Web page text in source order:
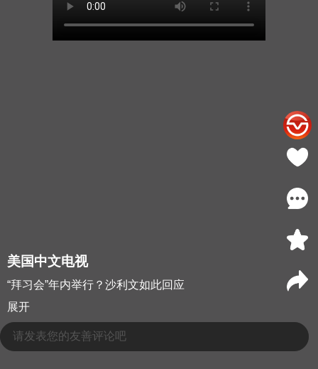
美国中文电视
“拜习会”年内举行？沙利文如此回应
展开
请发表您的友善评论吧